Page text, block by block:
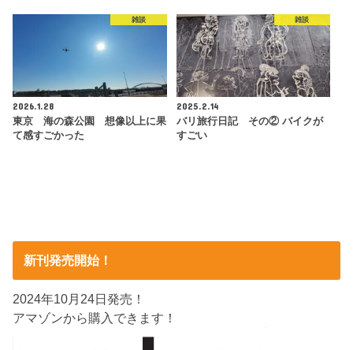
雑談
2026.1.28
東京 海の森公園 想像以上に果
て感すごかった
雑談
2025.2.14
バリ旅行日記 その② バイクが
すごい
新刊発売開始！
2024年10月24日発売！
アマゾンから購入できます！